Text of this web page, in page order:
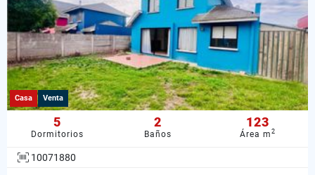
Casa Venta
5
Dormitorios
2
Baños
123
Área m2
10071880